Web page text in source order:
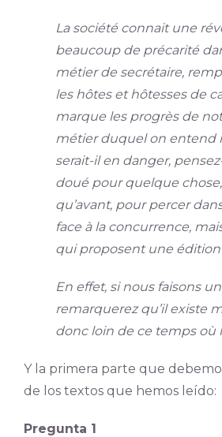
La société connait une
beaucoup de précarité
métier de secrétaire,
les hôtes et hôtesses de
marque les progrès de
métier duquel on entend
serait-il en danger,
doué pour quelque
qu’avant, pour percer
face à la concurrence,
qui proposent une édition
En effet, si nous faisons
remarquerez qu’il existe
donc loin de ce temps où
Y la primera parte que
de los textos que hemos leído:
Pregunta 1